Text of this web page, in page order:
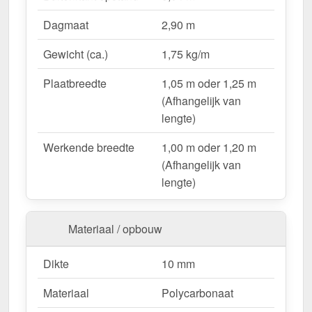
Lichtdoorlatend– Ca. 69 % natuurlijk licht.
UV-bestendig & weerproof – Bestand tegen
zon, regen & hagel.
Montageklaar geleverd– Inclusief bevestiging &
eenvoudig te plaatsen.
– 1,05 m oder 1,25 m
Garantie– 10 jaar op materiaalkwaliteit voor
betrouwbaarheid.
Ideal für folgende Anwendungen:
Hallen & loodsenhallen– Lichtstraat voor
industriële toepassingen.
Droogloop & deurluifels– Natuurlijk licht &
bescherming.
Carports & bootoverkappingen
– Robuust &
weersbestendig.
Dagmaat
2,90 m
Gewicht (ca.)
1,75 kg/m
Plaatbreedte
1,05 m oder 1,25 m
(Afhangelijk van
lengte)
Werkende breedte
1,00 m oder 1,20 m
(Afhangelijk van
lengte)
Materiaal / opbouw
Dikte
10 mm
Materiaal
Polycarbonaat